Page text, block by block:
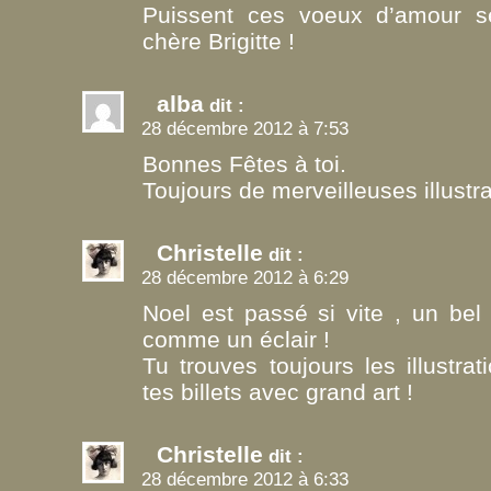
Puissent ces voeux d’amour
chère Brigitte !
alba dit :
28 décembre 2012 à 7:53
Bonnes Fêtes à toi.
Toujours de merveilleuses
Christelle dit :
28 décembre 2012 à 6:29
Noel est passé si vite , un bel
comme un éclair !
Tu trouves toujours les
tes billets avec grand art !
Christelle dit :
28 décembre 2012 à 6:33